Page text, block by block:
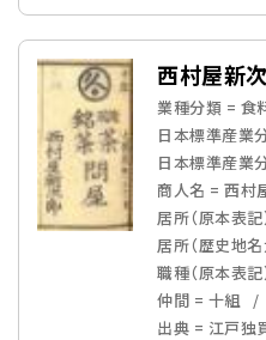
西村屋新
業種分類 = 食
日本標準産業
日本標準産業
商人名 = 西村
居所（原本表
居所（歴史地
職種（原本表
仲間 = 十組
出典 = 江戸独